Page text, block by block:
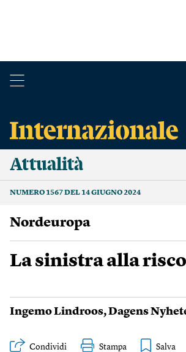
Attualità
NUMERO 1567 DEL 14 GIUGNO 2024
Nordeuropa
La sinistra alla
Ingemo Lindroos,Dagens
Condividi Stampa